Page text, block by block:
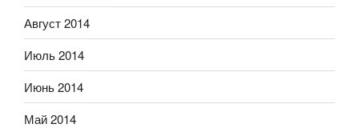
Август 2014
Июль 2014
Июнь 2014
Май 2014